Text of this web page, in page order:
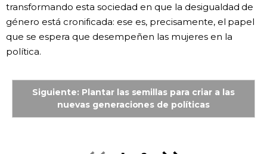
transformando esta sociedad en que la desigualdad de
género está cronificada: ese es, precisamente, el papel
que se espera que desempeñen las mujeres en la
política.
Siguiente: Plantar las semillas para criar a las
nuevas generaciones de políticas